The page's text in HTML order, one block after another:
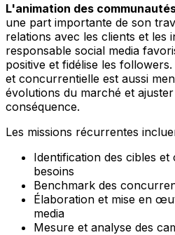
L'animation des
une part importante de son
relations avec les clients et les
responsable social media
positive et fidélise les
et concurrentielle est aussi
évolutions du marché et
conséquence.
Les missions récurrentes
Identification des cibles
besoins
Benchmark des
Élaboration et mise en
media
Mesure et analyse des